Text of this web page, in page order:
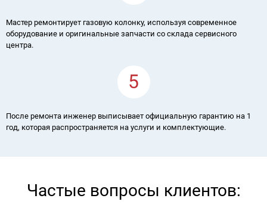
Мастер ремонтирует газовую колонку, используя современное
оборудование и оригинальные запчасти со склада сервисного
центра.
5
После ремонта инженер выписывает официальную гарантию на 1
год, которая распространяется на услуги и комплектующие.
Частые вопросы клиентов: